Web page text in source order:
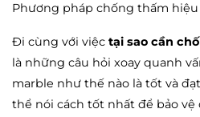
Phương pháp chống thấm
Đi cùng với việc tại sao cần
là những câu hỏi xoay quanh
marble như thế nào là tốt và
thể nói cách tốt nhất để bảo vệ